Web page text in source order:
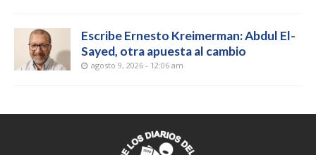
Escribe Ernesto Kreimerman: Abdul El-
Sayed, otra apuesta al cambio
agosto 9, 2026 - 12:06 am